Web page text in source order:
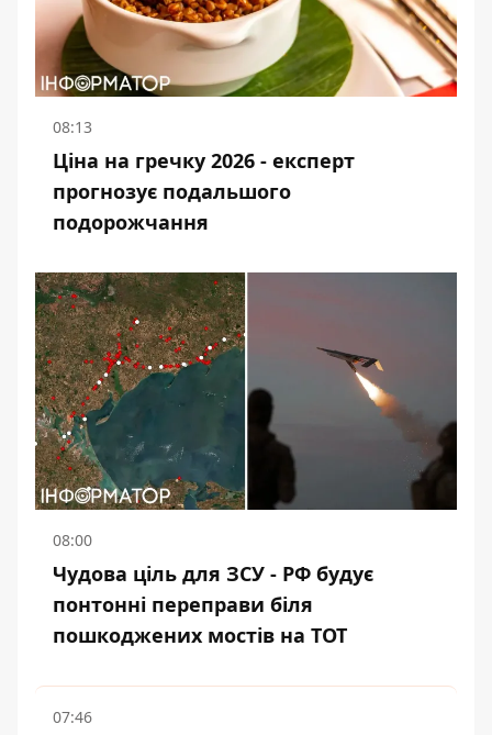
08:13
Ціна на гречку 2026 - експерт
прогнозує подальшого
подорожчання
08:00
Чудова ціль для ЗСУ - РФ будує
понтонні переправи біля
пошкоджених мостів на ТОТ
07:46